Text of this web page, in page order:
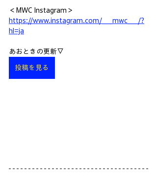
＜MWC Instagram＞
https://www.instagram.com/___mwc___/?
hl=ja
あおときの更新▽
投稿を見る